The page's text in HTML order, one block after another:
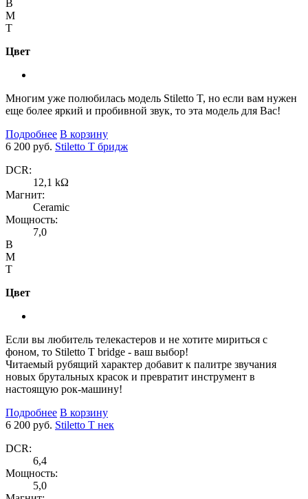
B
M
T
Цвет
Многим уже полюбилась модель Stiletto T, но если вам нужен
еще более яркий и пробивной звук, то эта модель для Вас!
Подробнее В корзину
6 200 руб. Stiletto T бридж
DCR:
12,1 kΩ
Магнит:
Ceramic
Мощность:
7,0
B
M
T
Цвет
Если вы любитель телекастеров и не хотите мириться с
фоном, то Stiletto T bridge - ваш выбор!
Читаемый рубящий характер добавит к палитре звучания
новых брутальных красок и превратит инструмент в
настоящую рок-машину!
Подробнее В корзину
6 200 руб. Stiletto T нек
DCR:
6,4
Мощность:
5,0